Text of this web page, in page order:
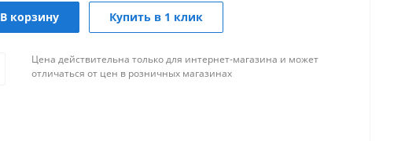
В корзину Купить в 1 клик
Цена действительна только для интернет-магазина и может
отличаться от цен в розничных магазинах